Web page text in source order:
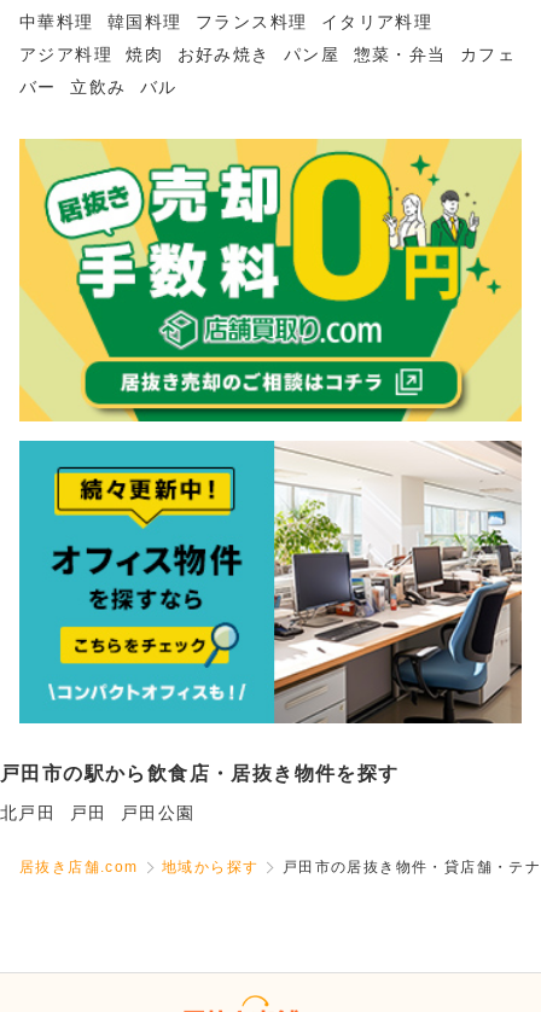
中華料理
韓国料理 フランス料理
イタリア料理
アジア料理
焼肉 お好み焼き パン屋 惣菜・弁当
カフェ
バー
立飲み バル
戸田市の駅から飲食店・居抜き物件を探す
北戸田 戸田 戸田公園
居抜き店舗.com 地域から探す 戸田市の居抜き物件・貸店舗・テ